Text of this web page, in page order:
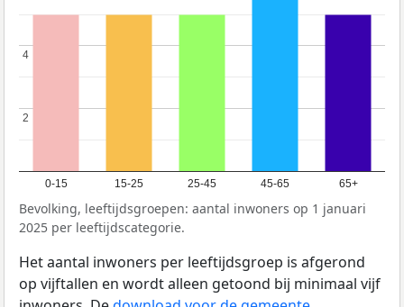
0-15 15-25 25-45 45-65 65+
2
2
4
4
Bevolking, leeftijdsgroepen: aantal inwoners op 1 januari
2025 per leeftijdscategorie.
Het aantal inwoners per leeftijdsgroep is afgerond
op vijftallen en wordt alleen getoond bij minimaal vijf